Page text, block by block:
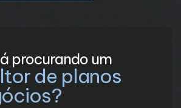
procurando um
de planos